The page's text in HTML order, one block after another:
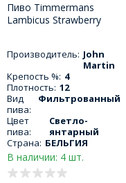
Пиво Timmermans
Lambicus Strawberry
Строуберри Таим
Ламбикус 330 МЛ
Производитель: John
Martin
Крепость %: 4
Плотность: 12
Вид
пива:
Фильтрованный
Цвет
пива:
Светло-
янтарный
Страна: БЕЛЬГИЯ
В наличии: 4 шт.